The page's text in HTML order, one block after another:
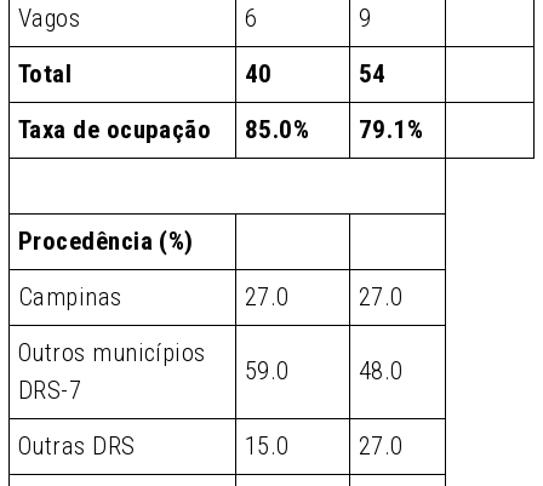
Vagos 6
9
Total
40
54
Taxa de ocupação
85.0% 79.1%
Procedência (%)
Campinas
27.0
27.0
Outros municípios
DRS-7
59.0 48.0
Outras DRS 15.0
27.0